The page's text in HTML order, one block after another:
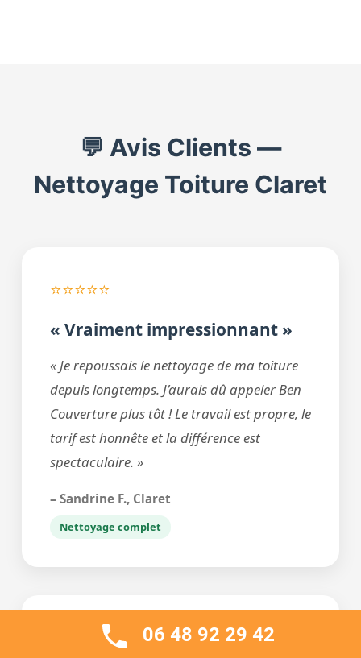
💬 Avis Clients —
Nettoyage Toiture Claret
⭐⭐⭐⭐⭐
« Vraiment impressionnant »
« Je repoussais le nettoyage de ma toiture
depuis longtemps. J’aurais dû appeler Ben
Couverture plus tôt ! Le travail est propre, le
tarif est honnête et la différence est
spectaculaire. »
– Sandrine F., Claret
Nettoyage complet
⭐⭐⭐⭐⭐ 06 48 92 29 42